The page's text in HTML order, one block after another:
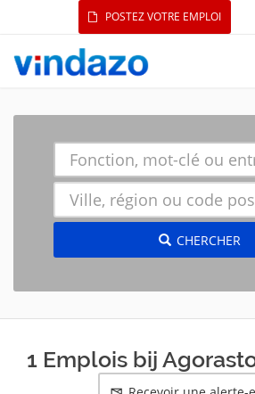
POSTEZ VOTRE EMPLOI
CHERCHER
1 Emplois bij